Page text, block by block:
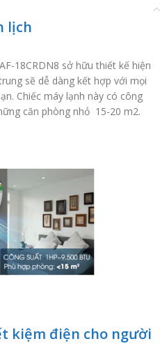
lịch
18CRDN8 sở hữu thiết kế hiện
sẽ dễ dàng kết hợp với mọi
Chiếc máy lạnh này có công
căn phòng nhỏ 15-20 m2.
kiệm điện cho người